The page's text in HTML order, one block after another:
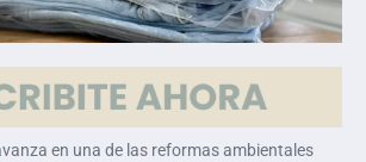
en una de las reformas ambientales